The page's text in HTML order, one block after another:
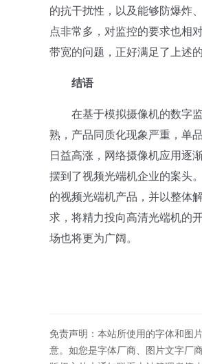
的抗干扰性，以及能够防爆炸
点非常多，对监控的要求也相
带宽的问题，正好满足了上述
结语
在基于模拟摄像机的数字监
熟，产品同质化现象严重，单
日益高涨，网络摄像机应用逐
摆到了视频光端机企业的案头
的视频光端机产品，并以整体
求，将精力投向高清光端机的
场也将更为广阔。
免责声明：本站所使用的字体和图
意。如您是字体厂商、图片文字厂